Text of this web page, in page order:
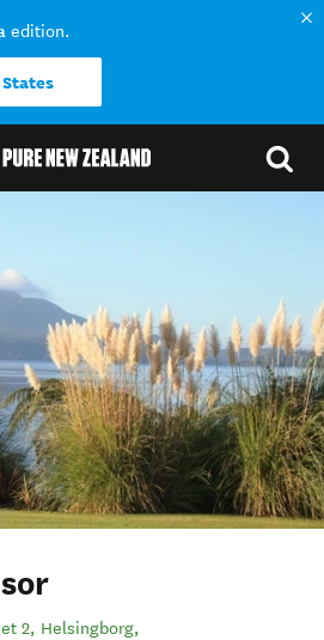
edition.
2, Helsingborg,